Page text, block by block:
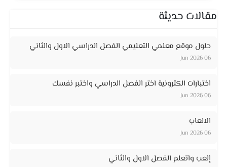
مقالات حديثة
حلول موقع معلمي التعليمي الفصل الدراسي الاول والثاني
06 Jun 2026
اختبارات الكترونية اختر الفصل الدراسي واختبر نفسك
06 Jun 2026
الالعاب
06 Jun 2026
إلعب واتعلم الفصل الاول والثاني